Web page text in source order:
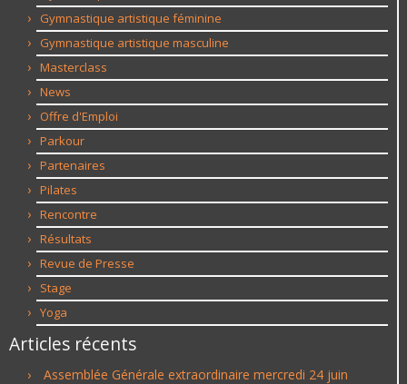
Gymnastique artistique féminine
Gymnastique artistique masculine
Masterclass
News
Offre d'Emploi
Parkour
Partenaires
Pilates
Rencontre
Résultats
Revue de Presse
Stage
Yoga
Articles récents
Assemblée Générale extraordinaire mercredi 24 juin